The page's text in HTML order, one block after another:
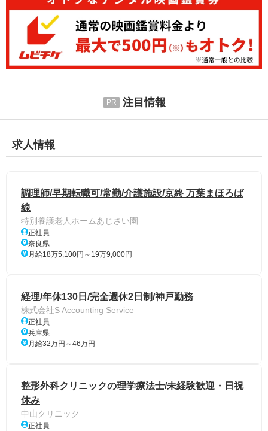
注目情報
求人情報
調理師/早期転職可/常勤/介護施設/京終 万葉まほろば
線
特別養護老人ホームあじさい園
正社員
奈良県
月給18万5,100円～19万9,000円
経理/年休130日/完全週休2日制/神戸勤務
株式会社S Accounting Service
正社員
兵庫県
月給32万円～46万円
整形外科クリニックの理学療法士/未経験歓迎・日祝
休み
中山クリニック
正社員